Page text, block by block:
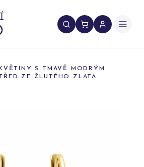
S TMAVĚ MODRÝM
ZE ŽLUTÉHO ZLATA